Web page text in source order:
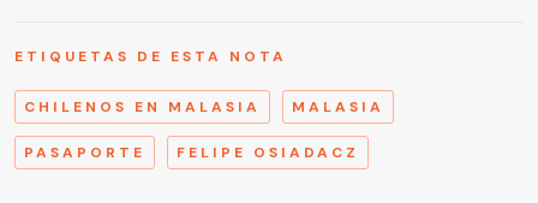
ETIQUETAS DE ESTA NOTA
CHILENOS EN MALASIA MALASIA
PASAPORTE FELIPE OSIADACZ